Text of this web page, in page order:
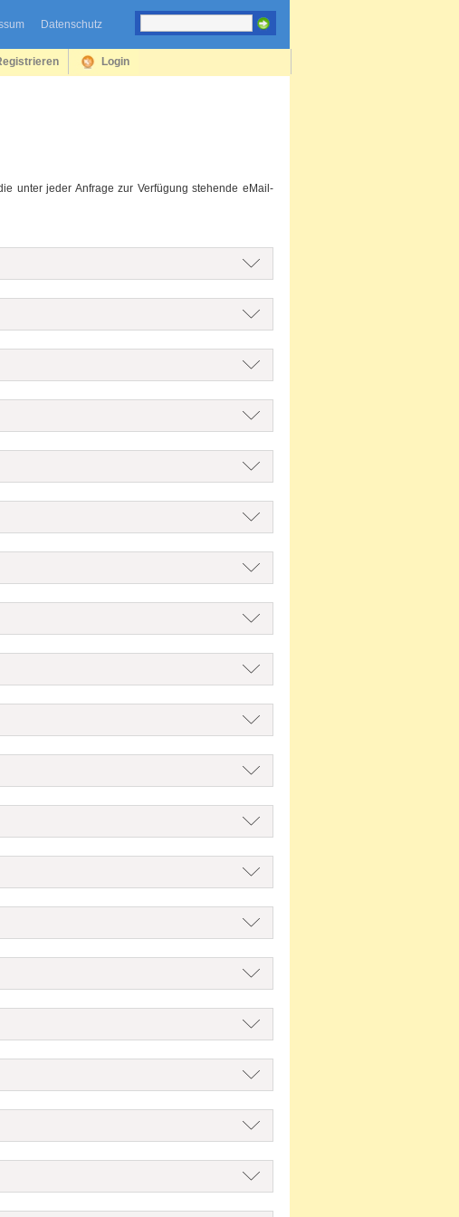
Datenschutz
Login
unter jeder Anfrage zur Verfügung stehende eMail-